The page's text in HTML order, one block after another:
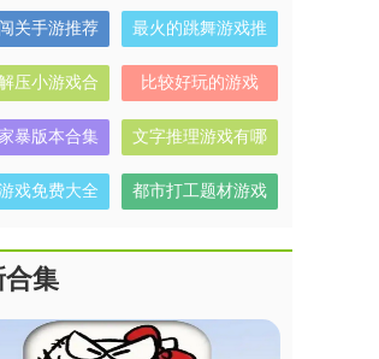
荐
有哪些
关手游推荐
最火的跳舞游戏推
荐
压小游戏合
集
比较好玩的游戏
暴版本合集
文字推理游戏有哪
些
戏免费大全
都市打工题材游戏
集